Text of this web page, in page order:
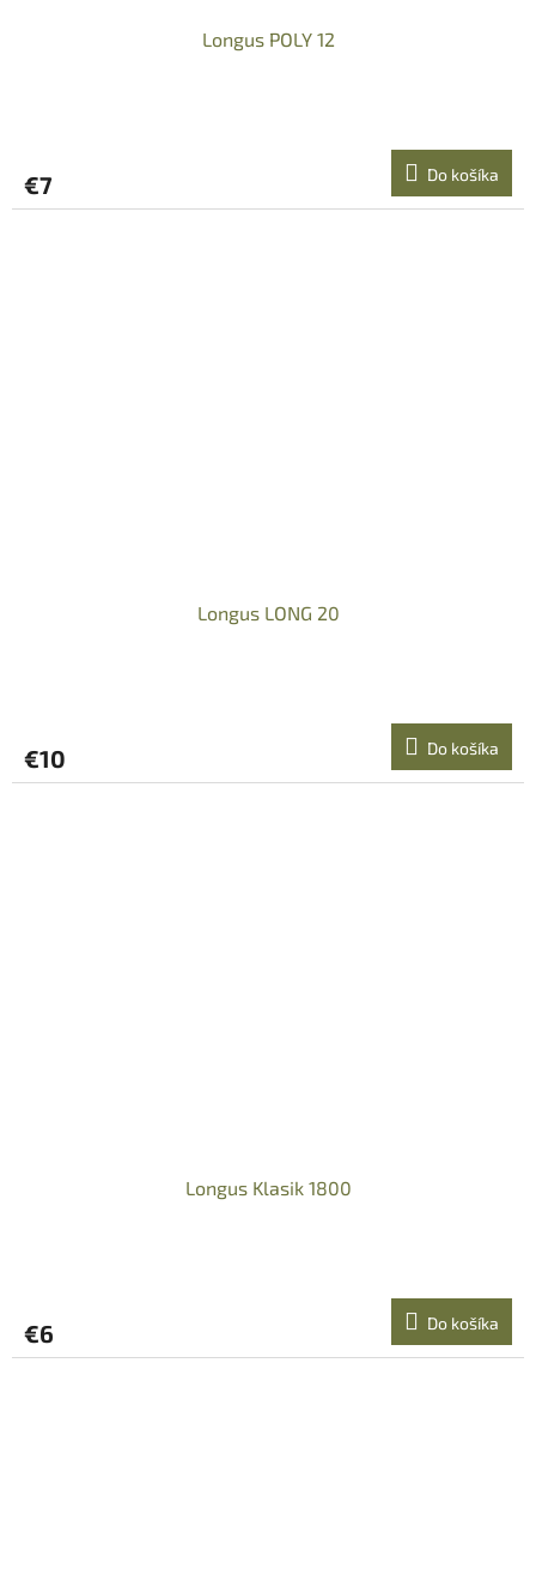
Longus POLY 12
€7 Do košíka
Longus LONG 20
€10 Do košíka
Longus Klasik 1800
€6 Do košíka